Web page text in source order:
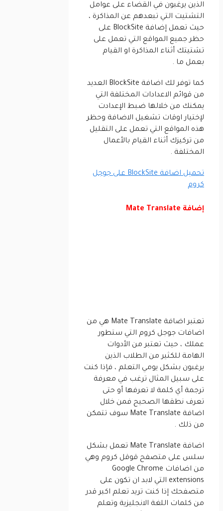
الذين يرغبون في القضاء على عوامل
التشتيت التي تبعدهم عن المذاكرة ،
حيث تعمل إضافة BlockSite على
حظر جميع المواقع التي تعمل على
تشتيتك أثناء المذاكرة او القيام
بعمل ما .
كما توفر لك اضافة BlockSite العديد
من قوائم الاعدادات المختلفة التي
يمكنك من خلالها ضبط الإعدادت
لإختيار اوقات تشغيل الاضافة وحظر
هذه المواقع التي تعمل على التقليل
من تركيزك أثناء القيام بالأعمال
المختلفة .
تحميل اضافة BlockSite على جوجل
كروم
إضافة Mate Translate
تعتبر اضافة Mate Translate هي من
اضافات جوجل كروم التي ستطور
عملك ، حيث تعتبر من الأدوات
الهامة للكثير من الطلاب الذين
يرغبون بشكل يومي التعلم ، فإذا كنت
على سبيل المثال ترغب في معرفة
ترجمة أي كلمة لا تعرفها أو حتى
تعرف نطقها الصحيح فمن خلال
اضافة Mate Translate سوف تتمكن
من ذلك .
اضافة Mate Translate تعمل بشكل
سلس على متصفح قوقل كروم وهي
من اضافات Google Chrome
extensions التي لابد ان تكون على
متصفحك إذا كنت تريد تعلم اكبر قدر
من كلمات اللغة الانجليزية وتعلم